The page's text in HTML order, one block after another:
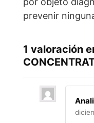
prevenir
1 valoración